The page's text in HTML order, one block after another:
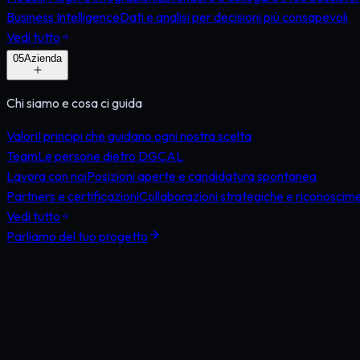
Business IntelligenceDati e analisi per decisioni più consapevoli
Vedi tutto
05Azienda
Chi siamo e cosa ci guida
ValoriI principi che guidano ogni nostra scelta
TeamLe persone dietro DGCAL
Lavora con noiPosizioni aperte e candidatura spontanea
Partners e certificazioniCollaborazioni strategiche e
Vedi tutto
Parliamo del tuo progetto